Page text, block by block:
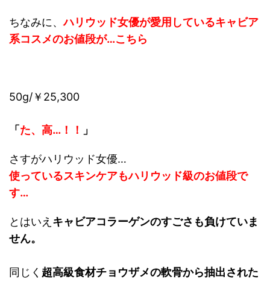
ちなみに、ハリウッド女優が愛用しているキャビア
系コスメのお値段が…こちら
50g/￥25,300
「 た、高…！！ 」
さすがハリウッド女優…
使っているスキンケアもハリウッド級のお値段で
す…
とはいえ キャビアコラーゲンのすごさも負けていま
せん。
同じく 超高級食材チョウザメの軟骨から抽出された